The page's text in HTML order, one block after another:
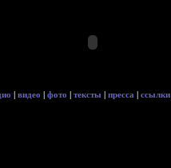
| видео | фото | тексты | пресса | ссылки